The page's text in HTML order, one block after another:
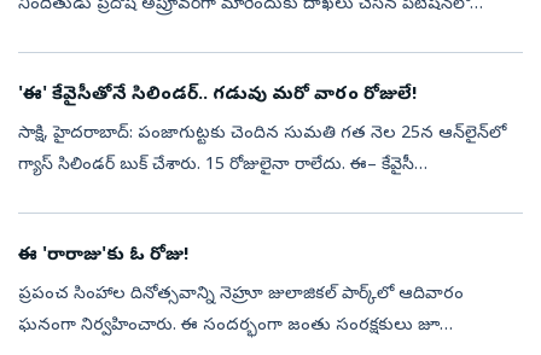
నిందితుడు ప్రదోష్‌ అప్రూవర్‌గా మారేందుకు దాఖలు చేసిన పిటిషన్‌లో
'ఈ' కేవైసీతోనే సిలిండర్‌.. గడువు మరో వారం రోజులే!
సాక్షి, హైదరాబాద్‌: పంజాగుట్టకు చెందిన సుమతి గత నెల 25న ఆన్‌లైన్‌లో
గ్యాస్‌ సిలిండర్‌ బుక్‌ చేశారు. 15 రోజులైనా రాలేదు. ఈ– కేవైసీ
ఈ 'రారాజు'కు ఓ రోజు!
ప్రపంచ సింహాల దినోత్సవాన్ని నెహ్రూ జులాజికల్‌ పార్క్‌లో ఆదివారం
ఘనంగా నిర్వహించారు. ఈ సందర్భంగా జంతు సంరక్షకులు జూ